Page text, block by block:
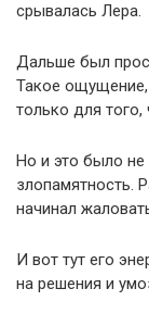
срывалась Лера.
Дальше был
Такое ощущение,
только для того,
Но и это было
злопамятность.
начинал
И вот тут его
на решения и